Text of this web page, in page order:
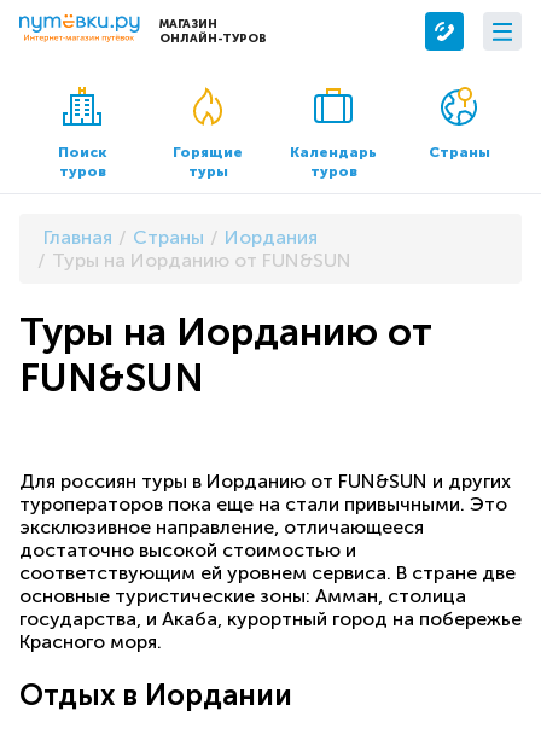
МАГАЗИН
ОНЛАЙН-ТУРОВ
Сервисы
Бронирование отелей
Трансфер
О компании
О нас
Контакты
Документы и реквизиты
Поиск
туров
Горящие
туры
Календарь
туров
Страны
Главная Страны
Иордания
Туры на Иорданию от FUN&SUN
Туры на Иорданию от
FUN&SUN
Для россиян туры в Иорданию от FUN&SUN и других
туроператоров пока еще на стали привычными. Это
эксклюзивное направление, отличающееся
достаточно высокой стоимостью и
соответствующим ей уровнем сервиса. В стране две
основные туристические зоны: Амман, столица
государства, и Акаба, курортный город на побережье
Красного моря.
Отдых в Иордании